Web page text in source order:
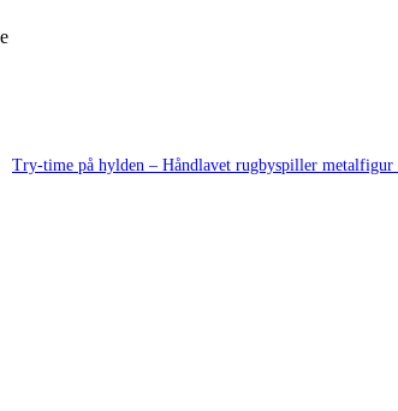
Try-time på hylden – Håndlavet rugbyspiller metalfigur